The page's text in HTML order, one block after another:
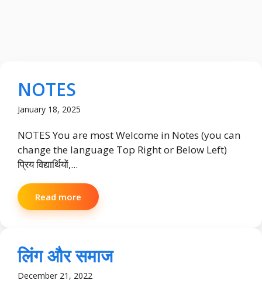
NOTES
January 18, 2025
NOTES You are most Welcome in Notes (you can
change the language Top Right or Below Left)
प्रिय विद्यार्थियों,...
Read more
लिंग और समाज
December 21, 2022